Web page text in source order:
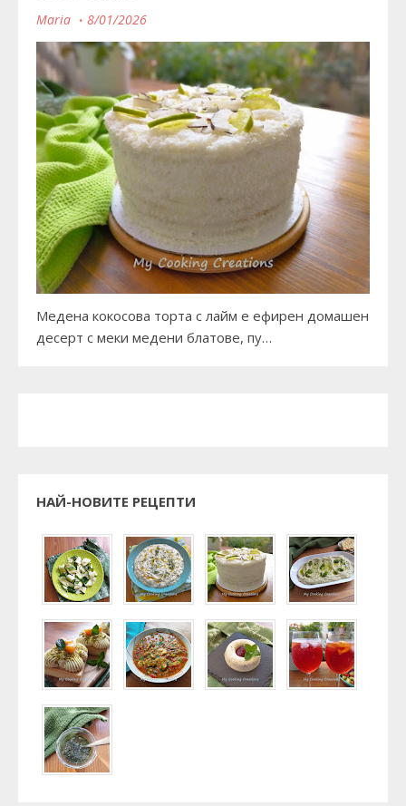
Maria 8/01/2026
Медена кокосова торта с лайм е ефирен домашен
десерт с меки медени блатове, пу…
НАЙ-НОВИТЕ РЕЦЕПТИ